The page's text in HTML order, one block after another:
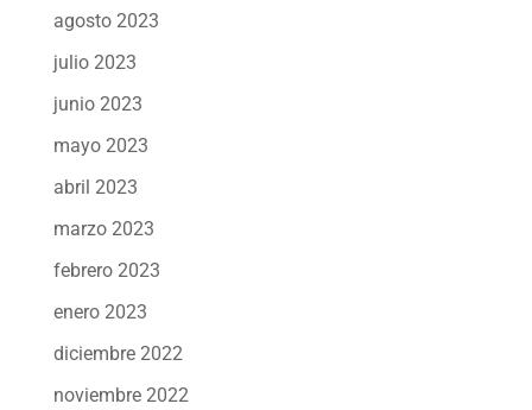
agosto 2023
julio 2023
junio 2023
mayo 2023
abril 2023
marzo 2023
febrero 2023
enero 2023
diciembre 2022
noviembre 2022